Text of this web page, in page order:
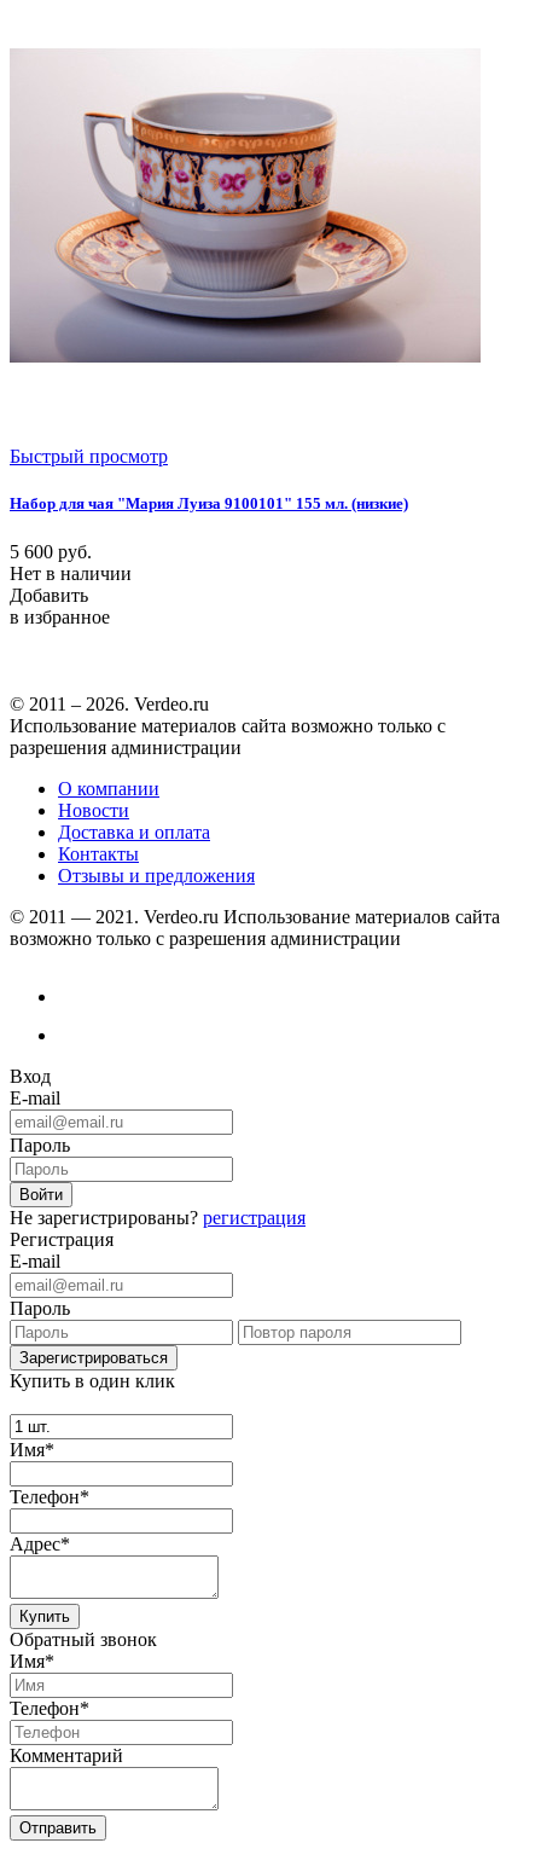
Быстрый просмотр
Набор для чая "Мария Луиза 9100101" 155 мл. (низкие)
5 600 руб.
Нет в наличии
Добавить
в избранное
© 2011 – 2026. Verdeo.ru
Использование материалов сайта возможно только с
разрешения администрации
О компании
Новости
Доставка и оплата
Контакты
Отзывы и предложения
© 2011 — 2021. Verdeo.ru Использование материалов сайта
возможно только с разрешения администрации
Вход
E-mail
Пароль
Не зарегистрированы? регистрация
Регистрация
E-mail
Пароль
Купить в один клик
Имя*
Телефон*
Адрес*
Купить
Обратный звонок
Имя*
Телефон*
Комментарий
Отправить